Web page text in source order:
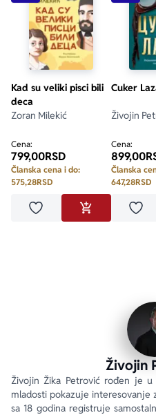
Kad su veliki pisci bili
deca
Zoran Milekić
Cena:
799,00RSD
Članska cena i do:
575,28RSD
Dodaj u omiljeneDODAJ U KORPU
Cuker
Živojin
Cena:
899,00
Članska
647,28RSD
Živojin
Živojin Žika Petrović rođen je u
mladosti pokazuje
sa 18 godina registruje